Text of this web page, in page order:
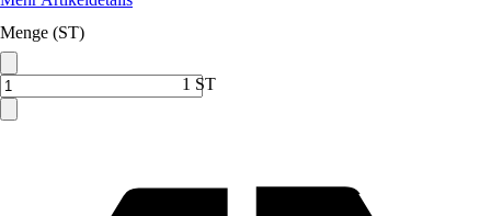
Menge (ST)
1 ST